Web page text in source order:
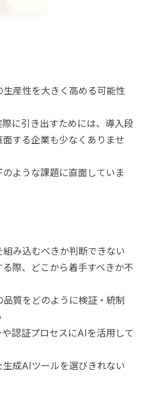
産性を大きく高める可能性
に引き出すためには、導入段
する企業も少なくありませ
ような課題に直面していま
組み込むべきか判断できない
る際、どこから着手すべきか不
質をどのように検証・統制
や認証プロセスにAIを活用して
生成AIツールを選びきれない